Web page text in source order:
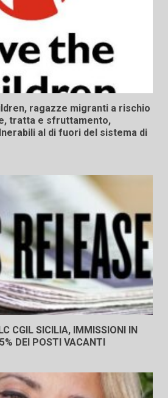
ragazze migranti a rischio
tratta e sfruttamento,
al di fuori del sistema di
CGIL SICILIA, IMMISSIONI IN
DEI POSTI VACANTI